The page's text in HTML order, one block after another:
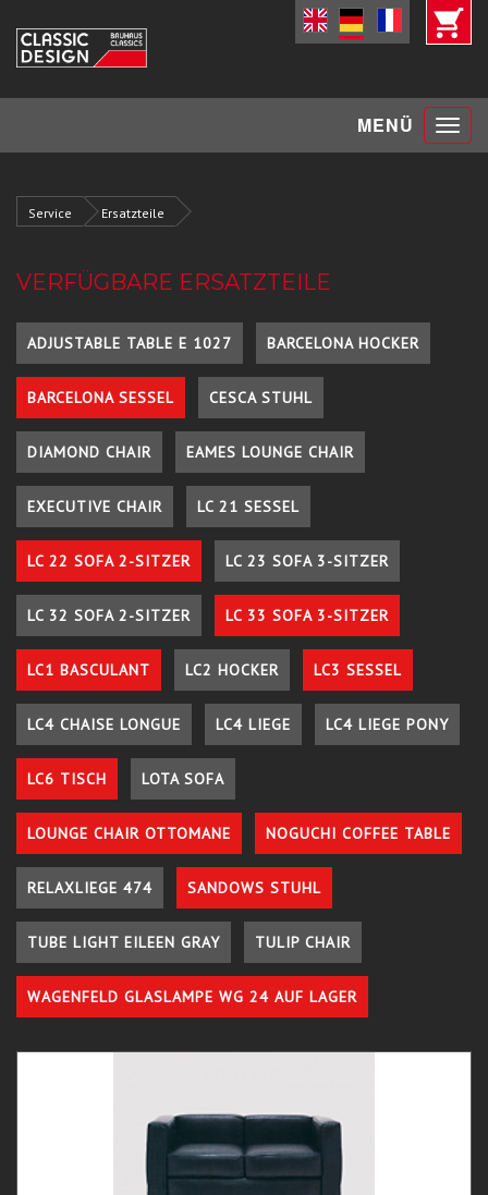
MENÜ Toggle
Service Ersatzteile
VERFÜGBARE ERSATZTEILE
ADJUSTABLE TABLE E 1027 BARCELONA HOCKER
BARCELONA SESSEL CESCA STUHL
DIAMOND CHAIR EAMES LOUNGE CHAIR
EXECUTIVE CHAIR LC 21 SESSEL
LC 22 SOFA 2-SITZER LC 23 SOFA 3-SITZER
LC 32 SOFA 2-SITZER LC 33 SOFA 3-SITZER
LC1 BASCULANT LC2 HOCKER LC3 SESSEL
LC4 CHAISE LONGUE LC4 LIEGE LC4 LIEGE PONY
LC6 TISCH LOTA SOFA
LOUNGE CHAIR OTTOMANE NOGUCHI COFFEE TABLE
RELAXLIEGE 474 SANDOWS STUHL
TUBE LIGHT EILEEN GRAY TULIP CHAIR
WAGENFELD GLASLAMPE WG 24 AUF LAGER